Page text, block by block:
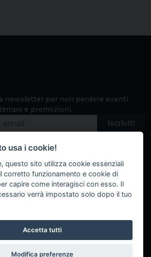
newsletter per non perdere eventi
e promozioni.
Iscriviti
Informazioni
F.A.Q.
Marchi trattati
Termini e condizioni
usa i cookie!
questo sito utilizza cookie essenziali
corretto funzionamento e cookie di
capire come interagisci con esso. Il
verrà impostato solo dopo il tuo
Accetta tutti
Modifica preferenze